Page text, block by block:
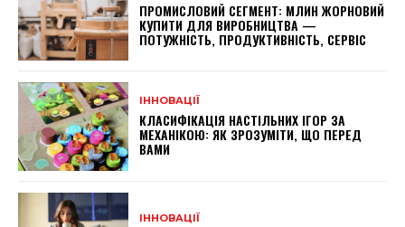
ПРОМИСЛОВИЙ СЕГМЕНТ: МЛИН ЖОРНОВИЙ
КУПИТИ ДЛЯ ВИРОБНИЦТВА —
ПОТУЖНІСТЬ, ПРОДУКТИВНІСТЬ, СЕРВІС
ІННОВАЦІЇ
КЛАСИФІКАЦІЯ НАСТІЛЬНИХ ІГОР ЗА
МЕХАНІКОЮ: ЯК ЗРОЗУМІТИ, ЩО ПЕРЕД
ВАМИ
ІННОВАЦІЇ